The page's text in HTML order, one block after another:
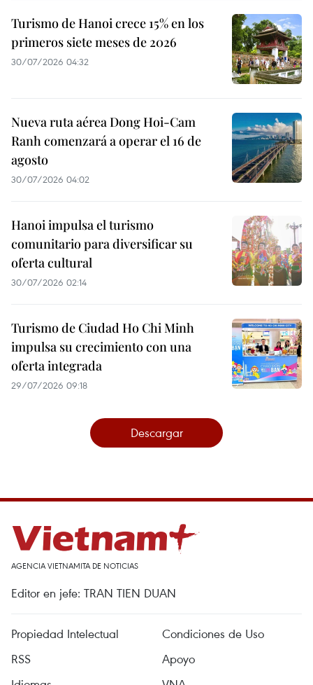
Turismo de Hanoi crece 15% en los
primeros siete meses de 2026
30/07/2026 04:32
Nueva ruta aérea Dong Hoi-Cam
Ranh comenzará a operar el 16 de
agosto
30/07/2026 04:02
Hanoi impulsa el turismo
comunitario para diversificar su
oferta cultural
30/07/2026 02:14
Turismo de Ciudad Ho Chi Minh
impulsa su crecimiento con una
oferta integrada
29/07/2026 09:18
Descargar
AGENCIA VIETNAMITA DE NOTICIAS
Editor en jefe: TRAN TIEN DUAN
Propiedad Intelectual
Condiciones de Uso
RSS
Apoyo